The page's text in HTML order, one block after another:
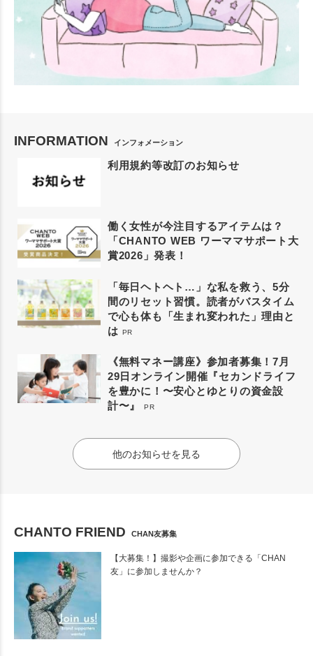
INFORMATION インフォメーション
利用規約等改訂のお知らせ
働く女性が今注目するアイテムは？
「CHANTO WEB ワーママサポート大
賞2026」発表！
「毎日ヘトヘト…」な私を救う、5分
間のリセット習慣。読者がバスタイム
で心も体も「生まれ変われた」理由と
は PR
《無料マネー講座》参加者募集！7月
29日オンライン開催『セカンドライフ
を豊かに！〜安心とゆとりの資金設
計〜』
PR
他のお知らせを見る
CHANTO FRIEND CHAN友募集
【大募集！】撮影や企画に参加できる「CHAN
友」に参加しませんか？